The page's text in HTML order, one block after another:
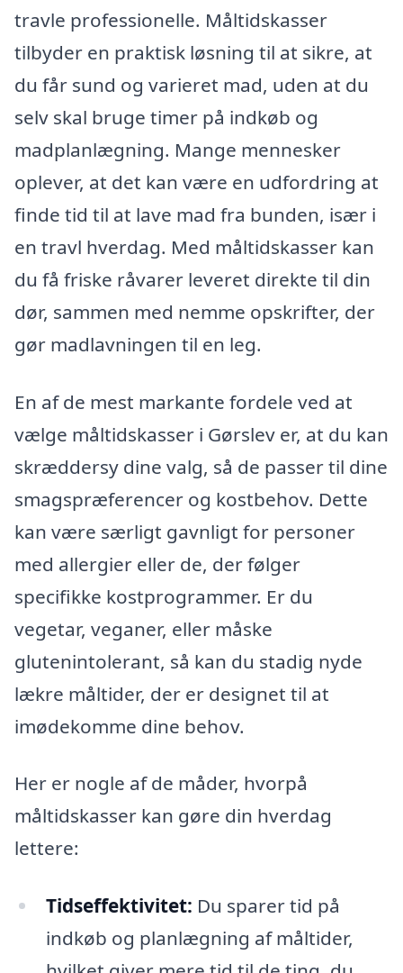
travle professionelle. Måltidskasser
tilbyder en praktisk løsning til at sikre, at
du får sund og varieret mad, uden at du
selv skal bruge timer på indkøb og
madplanlægning. Mange mennesker
oplever, at det kan være en udfordring at
finde tid til at lave mad fra bunden, især i
en travl hverdag. Med måltidskasser kan
du få friske råvarer leveret direkte til din
dør, sammen med nemme opskrifter, der
gør madlavningen til en leg.
En af de mest markante fordele ved at
vælge måltidskasser i Gørslev er, at du kan
skræddersy dine valg, så de passer til dine
smagspræferencer og kostbehov. Dette
kan være særligt gavnligt for personer
med allergier eller de, der følger
specifikke kostprogrammer. Er du
vegetar, veganer, eller måske
glutenintolerant, så kan du stadig nyde
lækre måltider, der er designet til at
imødekomme dine behov.
Her er nogle af de måder, hvorpå
måltidskasser kan gøre din hverdag
lettere:
Tidseffektivitet: Du sparer tid på
indkøb og planlægning af måltider,